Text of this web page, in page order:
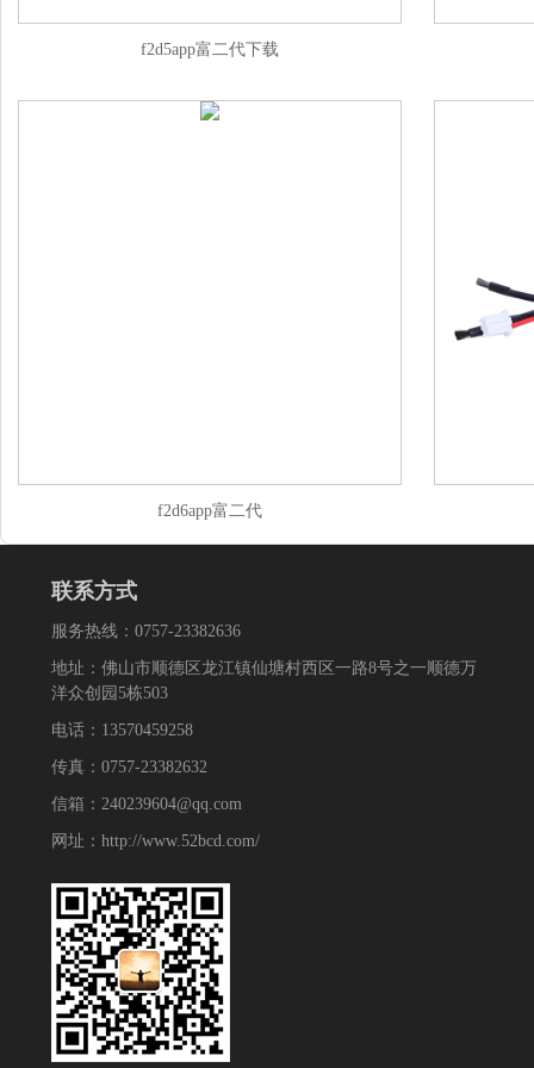
f2d5app富二代下载
f2d6app富二代
联系方式
服务热线：0757-23382636
地址：佛山市顺德区龙江镇仙塘村西区一路8号之一顺德万
洋众创园5栋503
电话：13570459258
传真：0757-23382632
信箱：240239604@qq.com
网址：http://www.52bcd.com/